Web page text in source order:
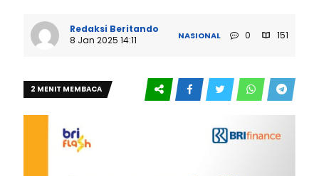
Redaksi Beritando
8 Jan 2025 14:11
NASIONAL 0 151
2 MENIT MEMBACA